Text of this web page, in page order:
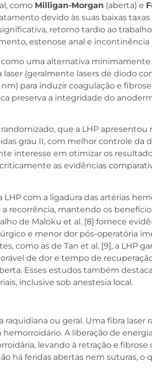
como Milligan-Morgan (aberta) e
devido às suas baixas taxas
retorno tardio ao
estenose anal e incontinência
uma alternativa minimamente
(geralmente lasers de diodo
para induzir coagulação e
preserva a integridade do
que a LHP apresentou
grau II, com melhor controle da
interesse em otimizar os
as evidências
LHP com a ligadura das artérias
recorrência, mantendo os
de Maloku et al. [8] fornece
e menor dor pós-operatória
como as de Tan et al. [9], a LHP
de dor e tempo de
Esses estudos também
inclusive sob anestesia local.
ou geral. Uma fibra laser
A liberação de
levando à retração e fibrose
há feridas abertas nem suturas, o